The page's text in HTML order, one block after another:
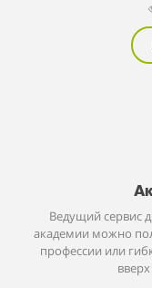
Ведущий сервис
академии можно
профессии или